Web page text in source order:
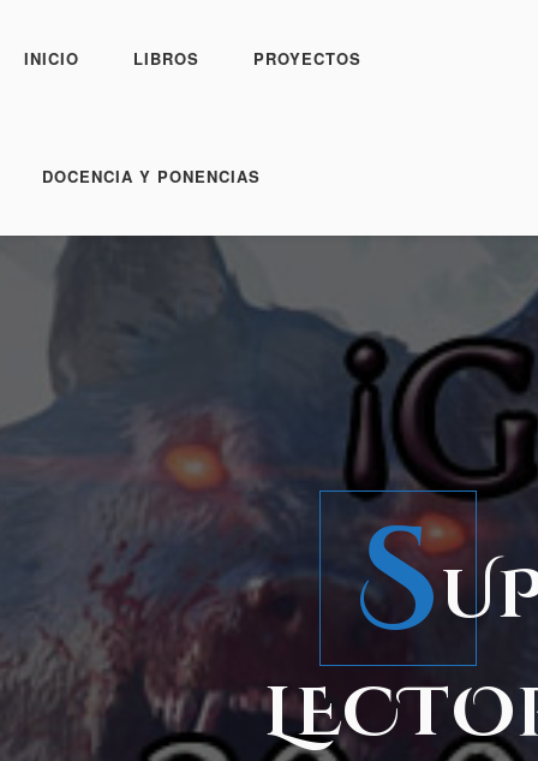
INICIO LIBROS PROYECTOS
DOCENCIA Y PONENCIAS
S